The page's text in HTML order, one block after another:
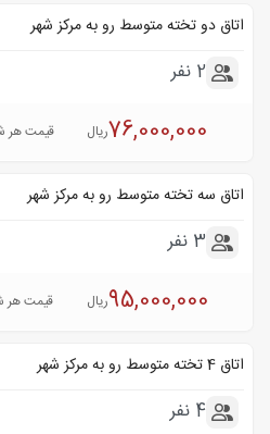
اتاق دو تخته متوسط رو به مرکز شهر
2 نفر
76,000,000ریال قیمت هر
اتاق سه تخته متوسط رو به مرکز شهر
3 نفر
95,000,000ریال قیمت هر
اتاق 4 تخته متوسط رو به مرکز شهر
4 نفر